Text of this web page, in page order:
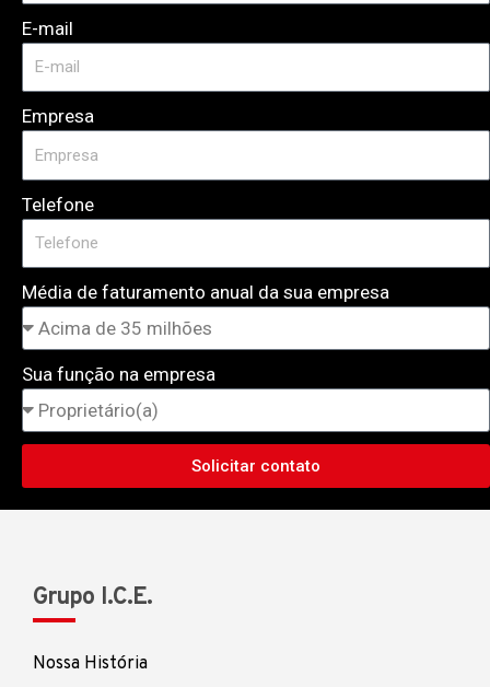
E-mail
Empresa
Telefone
Média de faturamento anual da sua empresa
Sua função na empresa
Solicitar contato
Grupo I.C.E.
Nossa História